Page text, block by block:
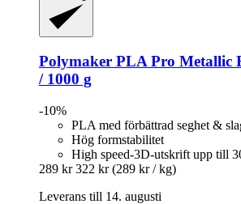
Polymaker PLA Pro Metallic
/ 1000 g
-10%
PLA med förbättrad seghet &
Hög formstabilitet
High speed-3D-utskrift upp till
289 kr 322 kr (289 kr / kg)
Leverans till 14. augusti